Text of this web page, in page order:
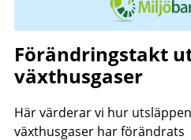
Förändringstakt
växthusgaser
Här värderar vi hur
växthusgaser har förändrats